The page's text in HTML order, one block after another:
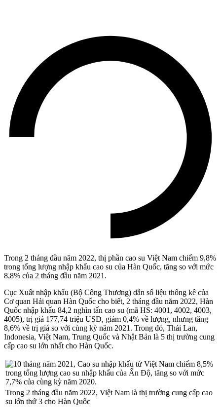
Trong 2 tháng đầu năm 2022, thị phần cao su Việt Nam chiếm 9,8%
trong tổng lượng nhập khẩu cao su của Hàn Quốc, tăng so với mức
8,8% của 2 tháng đầu năm 2021.
Cục Xuất nhập khẩu (Bộ Công Thương) dẫn số liệu thống kê của
Cơ quan Hải quan Hàn Quốc cho biết, 2 tháng đầu năm 2022, Hàn
Quốc nhập khẩu 84,2 nghìn tấn cao su (mã HS: 4001, 4002, 4003,
4005), trị giá 177,74 triệu USD, giảm 0,4% về lượng, nhưng tăng
8,6% về trị giá so với cùng kỳ năm 2021. Trong đó, Thái Lan,
Indonesia, Việt Nam, Trung Quốc và Nhật Bản là 5 thị trường cung
cấp cao su lớn nhất cho Hàn Quốc.
Trong 2 tháng đầu năm 2022, Việt Nam là thị trường cung cấp cao
su lớn thứ 3 cho Hàn Quốc